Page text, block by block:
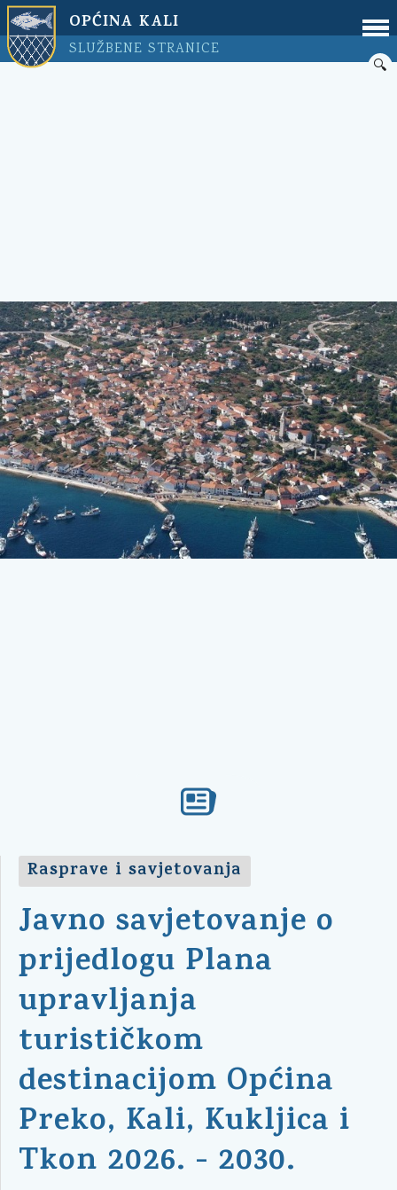
OPĆINA KALI
SLUŽBENE STRANICE
🔍
Rasprave i savjetovanja
Javno savjetovanje o
prijedlogu Plana
upravljanja
turističkom
destinacijom Općina
Preko, Kali, Kukljica i
Tkon 2026. - 2030.